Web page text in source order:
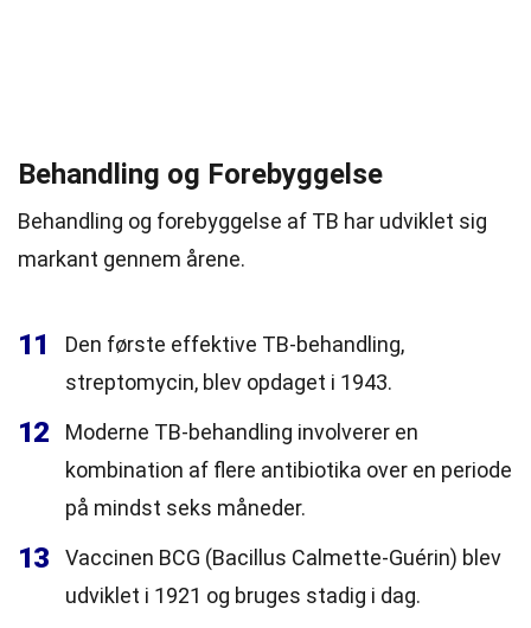
Behandling og Forebyggelse
Behandling og forebyggelse af TB har udviklet sig
markant gennem årene.
11
Den første effektive TB-behandling,
streptomycin, blev opdaget i 1943.
12
Moderne TB-behandling involverer en
kombination af flere antibiotika over en periode
på mindst seks måneder.
13
Vaccinen BCG (Bacillus Calmette-Guérin) blev
udviklet i 1921 og bruges stadig i dag.